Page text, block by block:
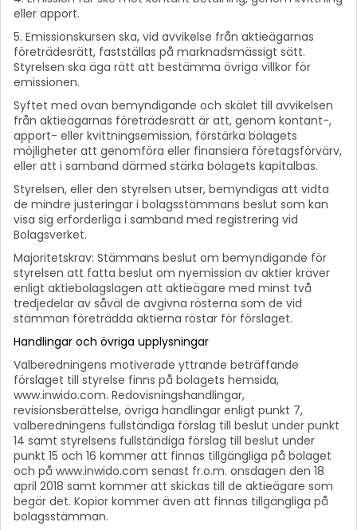
eller apport.
5. Emissionskursen ska, vid avvikelse från aktieägarnas
företrädesrätt, fastställas på marknadsmässigt sätt.
Styrelsen ska äga rätt att bestämma övriga villkor för
emissionen.
Syftet med ovan bemyndigande och skälet till avvikelsen
från aktieägarnas företrädesrätt är att, genom kontant-,
apport- eller kvittningsemission, förstärka bolagets
möjligheter att genomföra eller finansiera företagsförvärv,
eller att i samband därmed stärka bolagets kapitalbas.
Styrelsen, eller den styrelsen utser, bemyndigas att vidta
de mindre justeringar i bolagsstämmans beslut som kan
visa sig erforderliga i samband med registrering vid
Bolagsverket.
Majoritetskrav: Stämmans beslut om bemyndigande för
styrelsen att fatta beslut om nyemission av aktier kräver
enligt aktiebolagslagen att aktieägare med minst två
tredjedelar av såväl de avgivna rösterna som de vid
stämman företrädda aktierna röstar för förslaget.
Handlingar och övriga upplysningar
Valberedningens motiverade yttrande beträffande
förslaget till styrelse finns på bolagets hemsida,
www.inwido.com. Redovisningshandlingar,
revisionsberättelse, övriga handlingar enligt punkt 7,
valberedningens fullständiga förslag till beslut under punkt
14 samt styrelsens fullständiga förslag till beslut under
punkt 15 och 16 kommer att finnas tillgängliga på bolaget
och på www.inwido.com senast fr.o.m. onsdagen den 18
april 2018 samt kommer att skickas till de aktieägare som
begär det. Kopior kommer även att finnas tillgängliga på
bolagsstämman.